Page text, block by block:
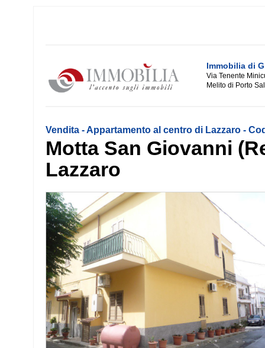
Immobilia di
Via Tenente
Melito di Porto
Vendita - Appartamento al centro di Lazzaro -
Motta San Giovanni
Lazzaro